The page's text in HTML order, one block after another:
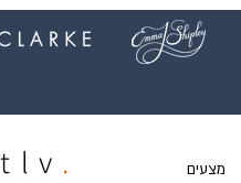
tlv . מצעים